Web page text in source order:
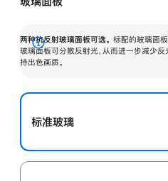
两种抗反射玻璃面板可选。 标配的玻璃面
玻璃面板可分散反射光，从而进一步减少
持出色画质。
展
开
标准玻璃